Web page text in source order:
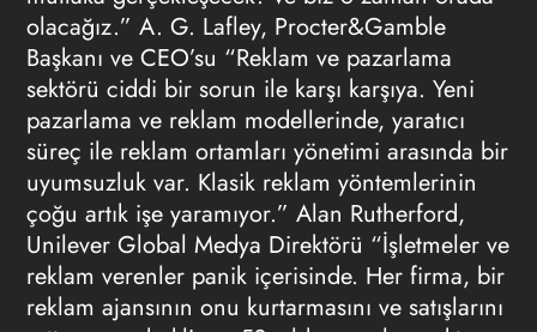
olacağız.” A. G. Lafley, Procter&Gamble
Başkanı ve CEO’su “Reklam ve pazarlama
sektörü ciddi bir sorun ile karşı karşıya. Yeni
pazarlama ve reklam modellerinde, yaratıcı
süreç ile reklam ortamları yönetimi arasında bir
uyumsuzluk var. Klasik reklam yöntemlerinin
çoğu artık işe yaramıyor.” Alan Rutherford,
Unilever Global Medya Direktörü “İşletmeler ve
reklam verenler panik içerisinde. Her firma, bir
reklam ajansının onu kurtarmasını ve satışlarını